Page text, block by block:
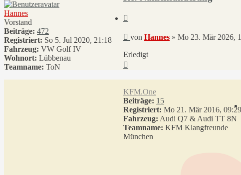
Hannes
Vorstand
Beiträge: 472
Registriert: So 5. Jul 2020, 21:18
Fahrzeug: VW Golf IV
Wohnort: Lübbenau
Teamname: ToN
Beitrag
vonHannes »Mo 23. Mär 2026,
Erledigt
KFM.One
Beiträge: 15
Registriert: Mo 21. Mär 2016, 09:29
Fahrzeug: Audi Q7 & Audi TT 8N
Teamname: KFM Klangfreunde
München